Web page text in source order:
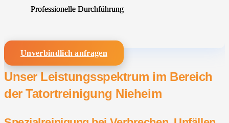
Professionelle Durchführung
Unverbindlich anfragen
Unser Leistungsspektrum im Bereich
der Tatortreinigung Nieheim